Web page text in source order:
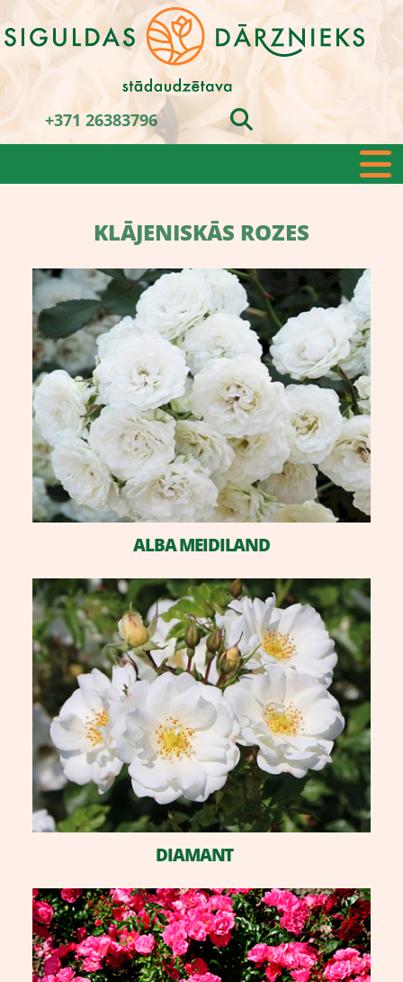
+371 26383796
KLĀJENISKĀS ROZES
ALBA MEIDILAND
DIAMANT